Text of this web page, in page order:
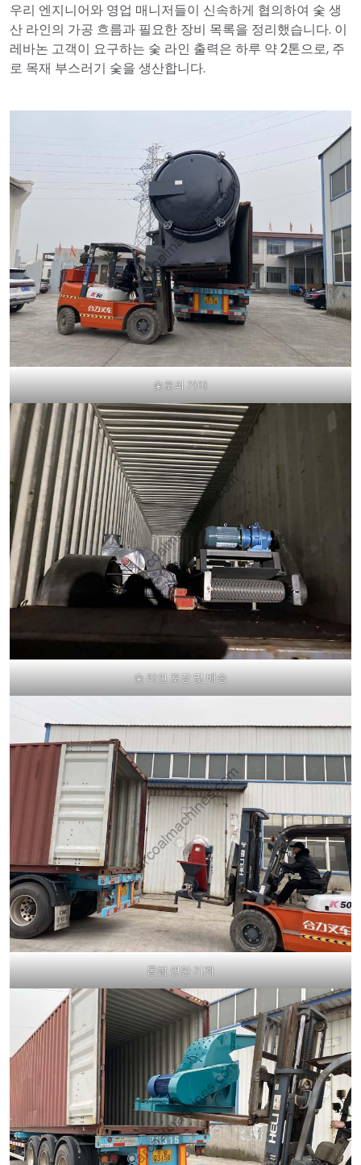
우리 엔지니어와 영업 매니저들이 신속하게 협의하여 숯 생
산 라인의 가공 흐름과 필요한 장비 목록을 정리했습니다. 이
레바논 고객이 요구하는 숯 라인 출력은 하루 약 2톤으로, 주
로 목재 부스러기 숯을 생산합니다.
숯로의 가마
숯 라인 포장 및 배송
톱밥 연탄 기계